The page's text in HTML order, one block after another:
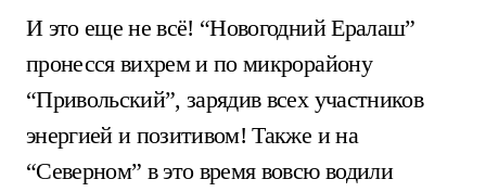
И это еще не всё! “Новогодний Ералаш”
пронесся вихрем и по микрорайону
“Привольский”, зарядив всех участников
энергией и позитивом! Также и на
“Северном” в это время вовсю водили